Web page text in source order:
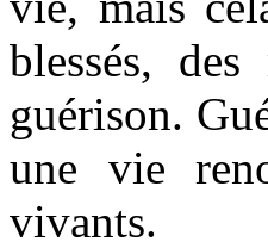
blessés,
guérison.
une vie
vivants.